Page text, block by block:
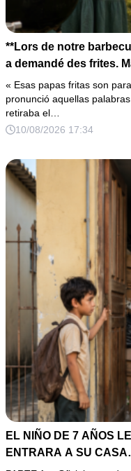
**Lors de notre
a demandé des frites.
lui en déclarant : «
petit-fils. » Tout le
mot, je lui ai pris la
ailleurs. Avant minuit,
toujours par le même
« Esas papas fritas son
pronunció aquellas
retiraba el…
10/08/2026 17:34
EL NIÑO DE 7 AÑOS
ENTRARA A SU